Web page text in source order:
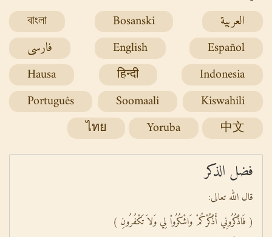
العربية
বাংলা
Bosanski
English
Español
فارسی
Hausa
हिन्दी
Indonesia
Português
Soomaali
Kiswahili
ไทย
Yoruba 中文
فضل الذكر
قال الله تعالى:
( فَاذْكُرُونِي أَذْكُرْكُمْ وَاشْكُرُواْ لِي وَلاَ تَكْفُرُونِ )